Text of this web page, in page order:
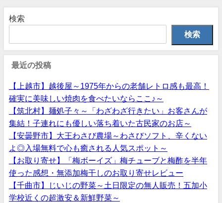
検索
検索
最近の投稿
【上越市】越後屋～1975年からの老舗レトロ感も最高！
確実に美味しい焼肉を食べたいならここ♪～
【筑北村】麺処子々～「わざわざ行きたい」お客さんが
集結！子連れにも優しい落ち着いた古民家のお店～
【安曇野市】大王わさび農場～わさびソフト、辛くない
よ◎入場無料で心も癒される人気スポット～
【お取り寄せ】「梅ボーイズ」梅チューブと梅酢を半年
使った感想・無添加梅干しのお取り寄せレビュー
【千曲市】じいじの野菜～土日限定の無人販売！五加小
学校近くの超激安＆新鮮野菜～